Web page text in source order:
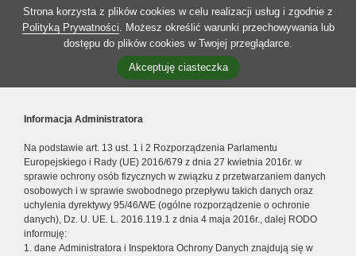
Strona korzysta z plików cookies w celu realizacji usług i zgodnie z
Polityką Prywatności. Możesz określić warunki przechowywania lub
dostępu do plików cookies w Twojej przeglądarce.
Akceptuję ciasteczka
Informacja Administratora
Na podstawie art. 13 ust. 1 i 2 Rozporządzenia Parlamentu
Europejskiego i Rady (UE) 2016/679 z dnia 27 kwietnia 2016r. w
sprawie ochrony osób fizycznych w związku z przetwarzaniem danych
osobowych i w sprawie swobodnego przepływu takich danych oraz
uchylenia dyrektywy 95/46/WE (ogólne rozporządzenie o ochronie
danych), Dz. U. UE. L. 2016.119.1 z dnia 4 maja 2016r., dalej RODO
informuję:
1. dane Administratora i Inspektora Ochrony Danych znajdują się w